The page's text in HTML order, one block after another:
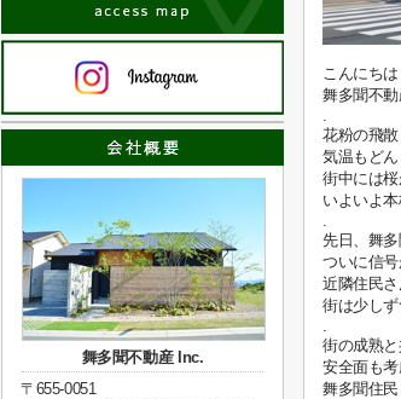
こんにちは
舞多聞不動
花粉の飛
気温もどん
街中には
いよいよ
先日、舞
ついに信号
近隣住民
街は少しず
街の成熟と
安全面も
舞多聞住
舞多聞不動産 Inc.
〒655-0051